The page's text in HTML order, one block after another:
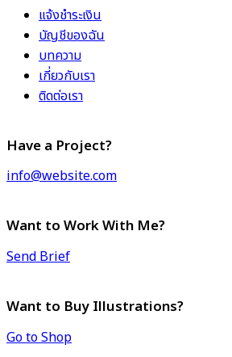
แจ้งชำระเงิน
บัญชีของฉัน
บทความ
เกี่ยวกับเรา
ติดต่อเรา
Have a Project?
info@website.com
Want to Work With Me?
Send Brief
Want to Buy Illustrations?
Go to Shop